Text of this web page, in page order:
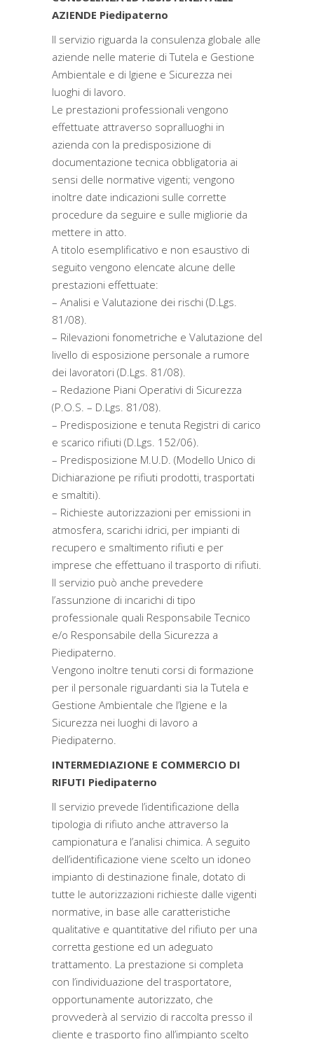
AZIENDE Piedipaterno
Il servizio riguarda la consulenza globale alle
aziende nelle materie di Tutela e Gestione
Ambientale e di Igiene e Sicurezza nei
luoghi di lavoro.
Le prestazioni professionali vengono
effettuate attraverso sopralluoghi in
azienda con la predisposizione di
documentazione tecnica obbligatoria ai
sensi delle normative vigenti; vengono
inoltre date indicazioni sulle corrette
procedure da seguire e sulle migliorie da
mettere in atto.
A titolo esemplificativo e non esaustivo di
seguito vengono elencate alcune delle
prestazioni effettuate:
– Analisi e Valutazione dei rischi (D.Lgs.
81/08).
– Rilevazioni fonometriche e Valutazione del
livello di esposizione personale a rumore
dei lavoratori (D.Lgs. 81/08).
– Redazione Piani Operativi di Sicurezza
(P.O.S. – D.Lgs. 81/08).
– Predisposizione e tenuta Registri di carico
e scarico rifiuti (D.Lgs. 152/06).
– Predisposizione M.U.D. (Modello Unico di
Dichiarazione pe rifiuti prodotti, trasportati
e smaltiti).
– Richieste autorizzazioni per emissioni in
atmosfera, scarichi idrici, per impianti di
recupero e smaltimento rifiuti e per
imprese che effettuano il trasporto di rifiuti.
Il servizio può anche prevedere
l’assunzione di incarichi di tipo
professionale quali Responsabile Tecnico
e/o Responsabile della Sicurezza a
Piedipaterno.
Vengono inoltre tenuti corsi di formazione
per il personale riguardanti sia la Tutela e
Gestione Ambientale che l’Igiene e la
Sicurezza nei luoghi di lavoro a
Piedipaterno.
INTERMEDIAZIONE E COMMERCIO DI
RIFUTI Piedipaterno
Il servizio prevede l’identificazione della
tipologia di rifiuto anche attraverso la
campionatura e l’analisi chimica. A seguito
dell’identificazione viene scelto un idoneo
impianto di destinazione finale, dotato di
tutte le autorizzazioni richieste dalle vigenti
normative, in base alle caratteristiche
qualitative e quantitative del rifiuto per una
corretta gestione ed un adeguato
trattamento. La prestazione si completa
con l’individuazione del trasportatore,
opportunamente autorizzato, che
provvederà al servizio di raccolta presso il
cliente e trasporto fino all’impianto scelto